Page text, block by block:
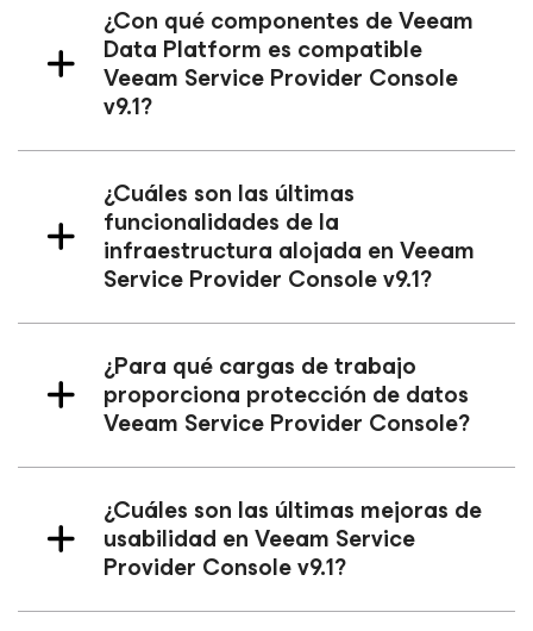
¿Con qué componentes de Veeam
Data Platform es compatible
Veeam Service Provider Console
v9.1?
¿Cuáles son las últimas
funcionalidades de la
infraestructura alojada en Veeam
Service Provider Console v9.1?
¿Para qué cargas de trabajo
proporciona protección de datos
Veeam Service Provider Console?
¿Cuáles son las últimas mejoras de
usabilidad en Veeam Service
Provider Console v9.1?